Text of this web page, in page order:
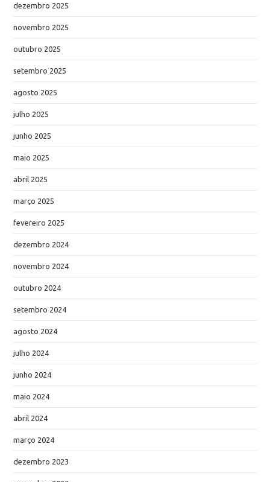
dezembro 2025
novembro 2025
outubro 2025
setembro 2025
agosto 2025
julho 2025
junho 2025
maio 2025
abril 2025
março 2025
fevereiro 2025
dezembro 2024
novembro 2024
outubro 2024
setembro 2024
agosto 2024
julho 2024
junho 2024
maio 2024
abril 2024
março 2024
dezembro 2023